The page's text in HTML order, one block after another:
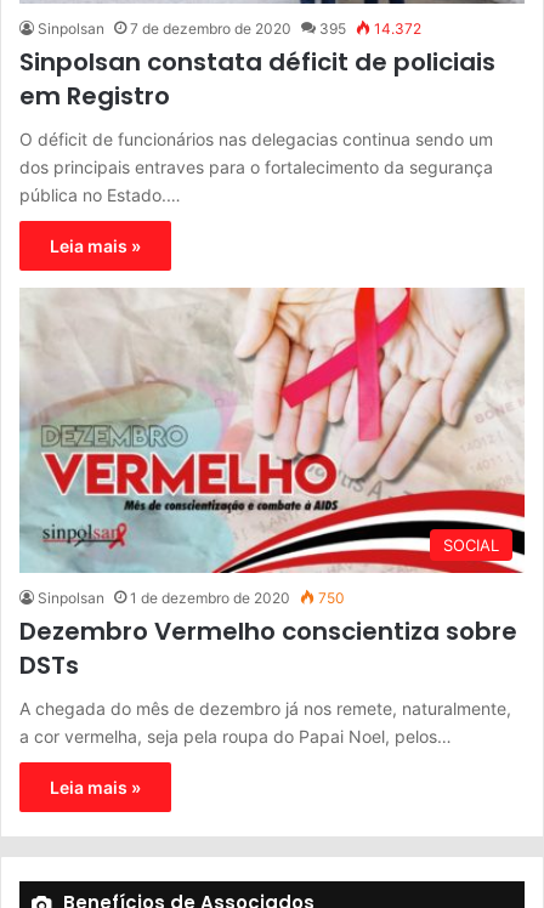
Sinpolsan 7 de dezembro de 2020 395 14.372
Sinpolsan constata déficit de policiais
em Registro
O déficit de funcionários nas delegacias continua sendo um
dos principais entraves para o fortalecimento da segurança
pública no Estado.…
Leia mais »
SOCIAL
Sinpolsan 1 de dezembro de 2020 750
Dezembro Vermelho conscientiza sobre
DSTs
A chegada do mês de dezembro já nos remete, naturalmente,
a cor vermelha, seja pela roupa do Papai Noel, pelos…
Leia mais »
Benefícios de Associados